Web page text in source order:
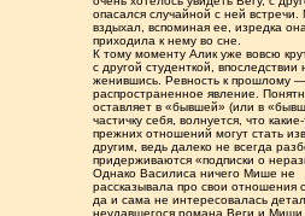
опасался случайной с ней
вздыхал, вспоминая ее, изредка она
приходила к нему во сне.
К тому моменту Алик уже вовсю
с другой студенткой, впоследствии
женившись. Ревность к прошлому —
распространенное явление.
оставляет в «бывшей» (или в
частичку себя, волнуется, что
прежних отношений могут стать
другим, ведь далеко не всегда
придерживаются «подписки о
Однако Василиса ничего Мише не
рассказывала про свои отношения
да и сама не интересовалась
неудавшегося романа Веги и